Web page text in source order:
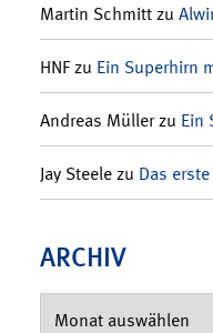
Martin Schmittzu
HNFzu Ein Superhirn
Andreas Müllerzu Ein
Jay Steelezu Das
ARCHIV